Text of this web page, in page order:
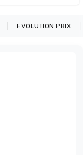
EVOLUTION PRIX